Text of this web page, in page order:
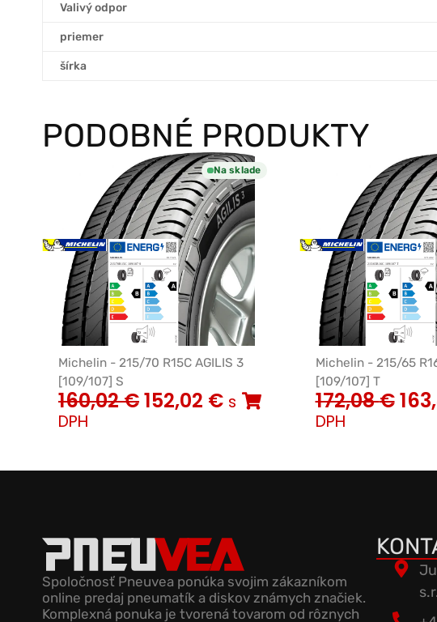
Valivý odpor
priemer
šírka
PODOBNÉ PRODUKTY
Na sklade
Michelin - 215/70 R15C AGILIS 3
[109/107] S
160,02€152,02 € s
DPH
Michelin - 215/65
[109/107] T
172,08€
DPH
Spoločnosť Pneuvea ponúka svojim zákazníkom
online predaj pneumatík a diskov známych značiek.
Komplexná ponuka je tvorená tovarom od rôznych